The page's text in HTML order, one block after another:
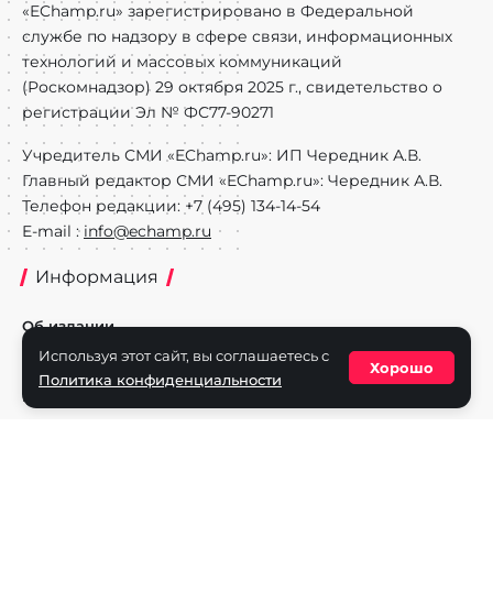
«EChamp.ru» зарегистрировано в Федеральной
службе по надзору в сфере связи, информационных
технологий и массовых коммуникаций
(Роскомнадзор) 29 октября 2025 г., свидетельство о
регистрации Эл № ФС77-90271
Учредитель СМИ «EChamp.ru»: ИП Чередник А.В.
Главный редактор СМИ «EChamp.ru»: Чередник А.В.
Телефон редакции: +7 (495) 134-14-54
E-mail : info@echamp.ru
Информация
Об издании
Реклама на портале
Политика конфиденциальности
Используя этот сайт, вы соглашаетесь с
Политика конфиденциальности
Хорошо